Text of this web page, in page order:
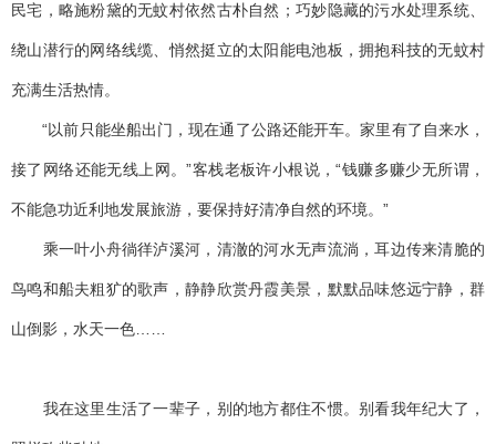
民宅，略施粉黛的无蚊村依然古朴自然；巧妙隐藏的污水处理系统、
绕山潜行的网络线缆、悄然挺立的太阳能电池板，拥抱科技的无蚊村
充满生活热情。
“以前只能坐船出门，现在通了公路还能开车。家里有了自来水，
接了网络还能无线上网。”客栈老板许小根说，“钱赚多赚少无所谓，
不能急功近利地发展旅游，要保持好清净自然的环境。”
乘一叶小舟徜徉泸溪河，清澈的河水无声流淌，耳边传来清脆的
鸟鸣和船夫粗犷的歌声，静静欣赏丹霞美景，默默品味悠远宁静，群
山倒影，水天一色……
我在这里生活了一辈子，别的地方都住不惯。别看我年纪大了，